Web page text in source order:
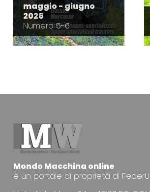
maggio - giugno
2026
Numero 5-6
Mondo Macchina online
è un portale di proprietà di